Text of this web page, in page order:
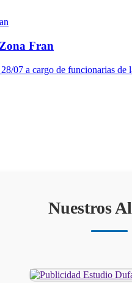
Fran
07 a cargo de funcionarias
Nuestros